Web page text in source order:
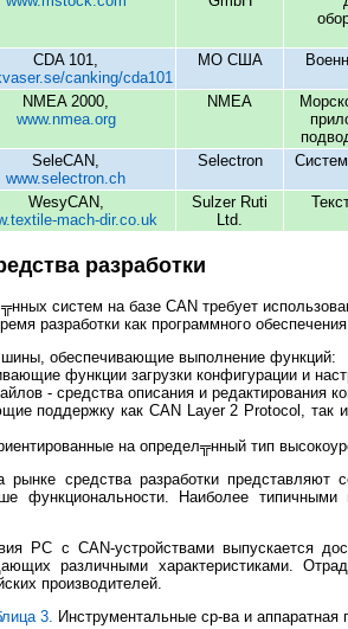
CDA 101,
canking/cda101
МО США
NMEA 2000,
www.nmea.org
NMEA
SeleCAN,
www.selectron.ch
Selectron
WesyCAN,
mach-dir.co.uk
Sulzer Ruti
Ltd.
разработки
систем на базе CAN требует
разработки как программного
обеспечивающие выполнение функций:
функции загрузки конфигурации и
- средства описания и редактирования
поддержку как CAN Layer 2 Protocol, так
на определ╦нный тип
рынке средства разработки
функциональности. Наиболее
PC с CAN-устройствами выпускается
различными характеристиками.
производителей.
3.
Инструментальные ср-ва и аппаратная